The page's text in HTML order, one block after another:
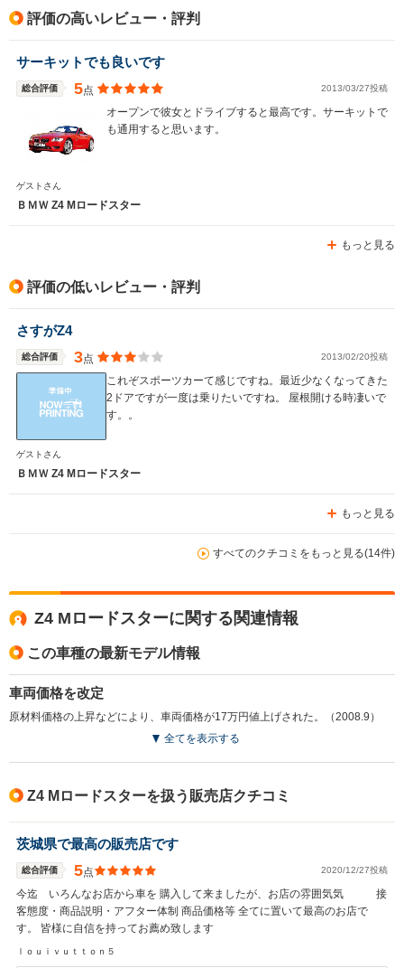
駆動方式 FR
評価の高いレビュー・評判
サーキットでも良いです
総合評価 5点 2013/03/27投稿
オープンで彼女とドライブすると最高です。サーキットで
も通用すると思います。
ゲストさん
ＢＭＷ Z4 Mロードスター
もっと見る
評価の低いレビュー・評判
さすがZ4
総合評価 3点 2013/02/20投稿
これぞスポーツカーて感じですね。最近少なくなってきた
2ドアですが一度は乗りたいですね。 屋根開ける時凄いで
す。。
ゲストさん
ＢＭＷ Z4 Mロードスター
もっと見る
すべてのクチコミをもっと見る(14件)
Z4 Mロードスターに関する関連情報
この車種の最新モデル情報
車両価格を改定
原材料価格の上昇などにより、車両価格が17万円値上げされた。（2008.9）
全てを表示する
Z4 Mロードスターを扱う販売店クチコミ
茨城県で最高の販売店です
総合評価 5点 2020/12/27投稿
今迄 いろんなお店から車を 購入して来ましたが、お店の雰囲気気 接
客態度・商品説明・アフター体制 商品価格等 全てに置いて最高のお店で
す。 皆様に自信を持ってお薦め致します
ｌｏｕｉｖｕｔｔｏｎ５